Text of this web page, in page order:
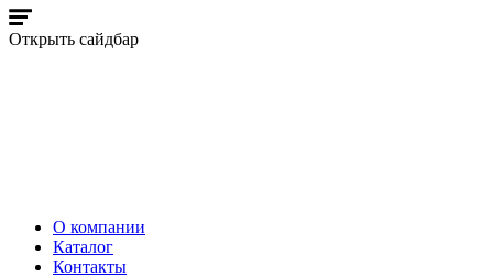
Открыть сайдбар
О компании
Каталог
Контакты